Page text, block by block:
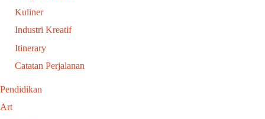
Kuliner
Industri Kreatif
Itinerary
Catatan Perjalanan
Pendidikan
Art